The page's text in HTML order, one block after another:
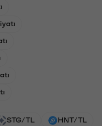
STG/TL HNT/TL